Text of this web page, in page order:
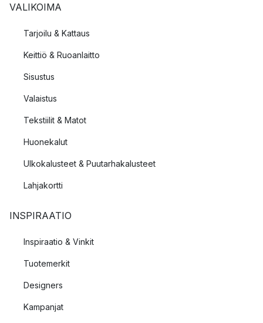
VALIKOIMA
Tarjoilu & Kattaus
Keittiö & Ruoanlaitto
Sisustus
Valaistus
Tekstiilit & Matot
Huonekalut
Ulkokalusteet & Puutarhakalusteet
Lahjakortti
INSPIRAATIO
Inspiraatio & Vinkit
Tuotemerkit
Designers
Kampanjat